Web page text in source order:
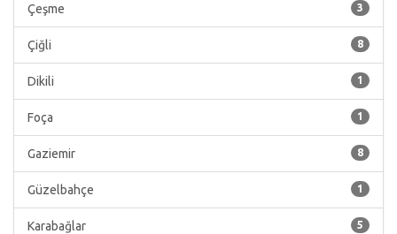
3
Çeşme
8
Çiğli
1
Dikili
1
Foça
8
Gaziemir
1
Güzelbahçe
5
Karabağlar